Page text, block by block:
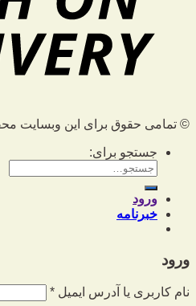
© تمامی حقوق برای این وبسایت
جستجو برای:
ورود
خبرنامه
ورود
نام کاربری یا آدرس ایمیل *